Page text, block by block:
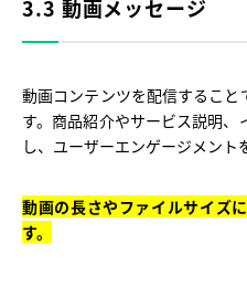
3.3 動画メッセージ
動画コンテンツを配信すること
す。商品紹介やサービス説明
し、ユーザーエンゲージメント
動画の長さやファイルサイズ
す。